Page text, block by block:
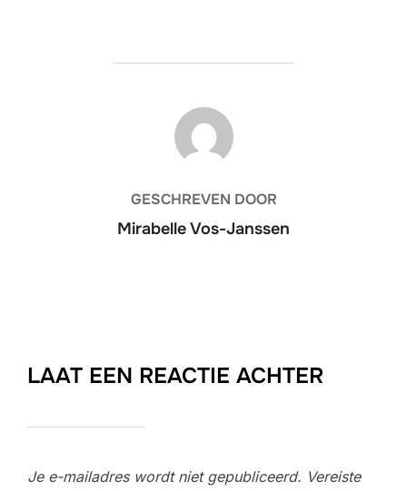
BERICHTAUTEUR
GESCHREVEN DOOR
Mirabelle Vos-Janssen
LAAT EEN REACTIE ACHTER
Je e-mailadres wordt niet gepubliceerd. Vereiste